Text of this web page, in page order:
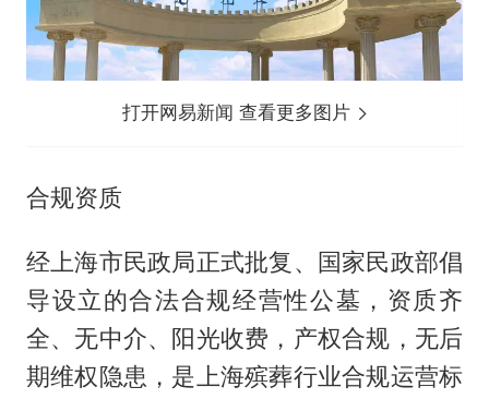
打开网易新闻 查看更多图片
合规资质
经上海市民政局正式批复、国家民政部倡
导设立的合法合规经营性公墓，资质齐
全、无中介、阳光收费，产权合规，无后
期维权隐患，是上海殡葬行业合规运营标